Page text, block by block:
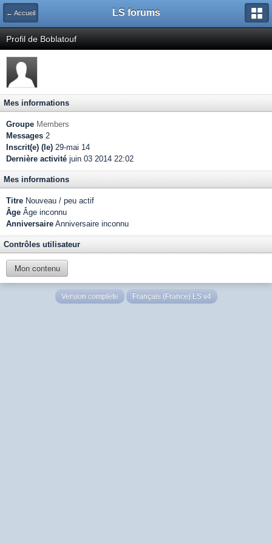
← Accueil LS forums
Profil de Boblatouf
Mes informations
Groupe Members
Messages 2
Inscrit(e) (le) 29-mai 14
Dernière activité juin 03 2014 22:02
Mes informations
Titre Nouveau / peu actif
Âge Âge inconnu
Anniversaire Anniversaire inconnu
Contrôles utilisateur
Mon contenu
Version complète Français (France) LS v4